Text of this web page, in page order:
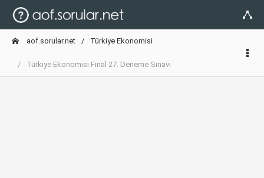
aof.sorular.net Türkiye Ekonomisi
Türkiye Ekonomisi Final 27. Deneme Sınavı